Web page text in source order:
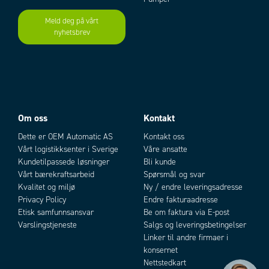
Add to existing cart row
Meld deg på vårt
nyhetsbrev
Om oss
Dette er OEM Automatic AS
Vårt logistikksenter i Sverige
Kundetilpassede løsninger
Vårt bærekraftsarbeid
Kvalitet og miljø
Privacy Policy
Etisk samfunnsansvar
Varslingstjeneste
Kontakt
Kontakt oss
Våre ansatte
Bli kunde
Spørsmål og svar
Ny / endre leveringsadresse
Endre fakturaadresse
Be om faktura via E-post
Salgs og leveringsbetingelser
Linker til andre firmaer i
konsernet
Nettstedkart